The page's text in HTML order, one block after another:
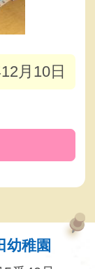
月10日
稚園